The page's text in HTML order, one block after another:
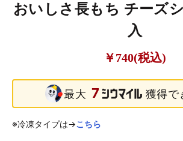
おいしさ長もち チーズ
入
￥740(税込)
最大 7 獲得で
※冷凍タイプは→こちら